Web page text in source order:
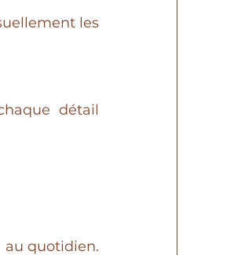
les
détail
au quotidien.